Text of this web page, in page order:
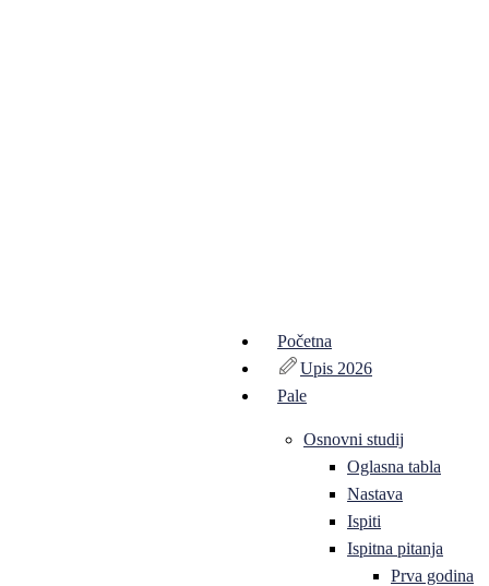
Početna
Upis 2026
Pale
Osnovni studij
Oglasna tabla
Nastava
Ispiti
Ispitna pitanja
Prva godina